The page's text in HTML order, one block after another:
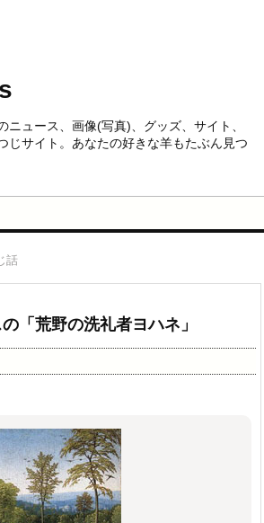
ニュース、画像(写真)、グッズ、サイト、
じサイト。あなたの好きな羊もたぶん見つ
話
「荒野の洗礼者ヨハネ」